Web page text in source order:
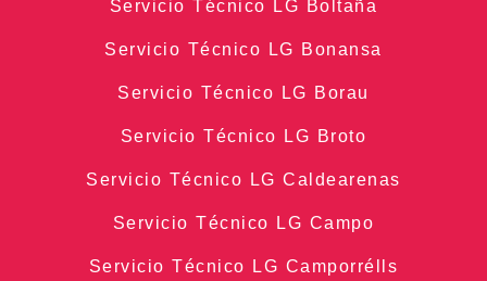
Servicio Técnico LG Boltaña
Servicio Técnico LG Bonansa
Servicio Técnico LG Borau
Servicio Técnico LG Broto
Servicio Técnico LG Caldearenas
Servicio Técnico LG Campo
Servicio Técnico LG Camporrélls